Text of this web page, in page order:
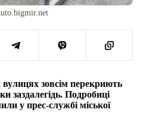
зовсім перекриють
заздалегідь. Подробиці
у прес-службі міської